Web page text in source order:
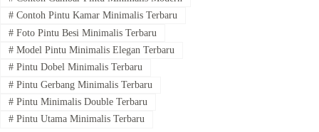
#Contoh Pintu Kamar Minimalis Terbaru
#Foto Pintu Besi Minimalis Terbaru
#Model Pintu Minimalis Elegan Terbaru
#Pintu Dobel Minimalis Terbaru
#Pintu Gerbang Minimalis Terbaru
#Pintu Minimalis Double Terbaru
#Pintu Utama Minimalis Terbaru